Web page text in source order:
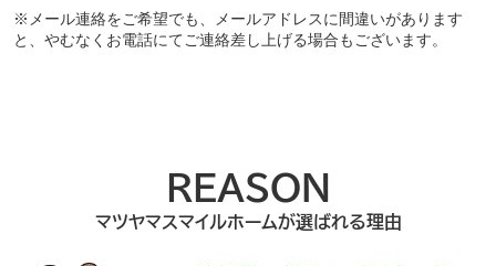
※メール連絡をご希望でも、メールアドレスに間違いがあります
と、やむなくお電話にてご連絡差し上げる場合もございます。
REASON
マツヤマスマイルホームが選ばれる理由